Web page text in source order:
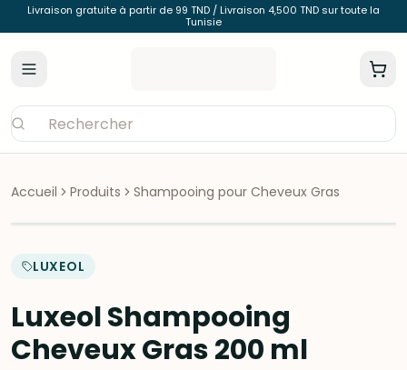
Livraison gratuite à partir de 99 TND / Livraison 4,500 TND sur toute la
Tunisie
Accueil Produits Shampooing pour Cheveux Gras
LUXEOL
Luxeol Shampooing
Cheveux Gras 200 ml